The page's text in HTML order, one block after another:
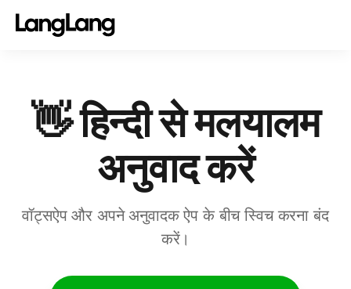
👋 हिन्दी से मलयालम
अनुवाद करें
वॉट्सऐप और अपने अनुवादक ऐप के बीच स्विच करना बंद
करें।